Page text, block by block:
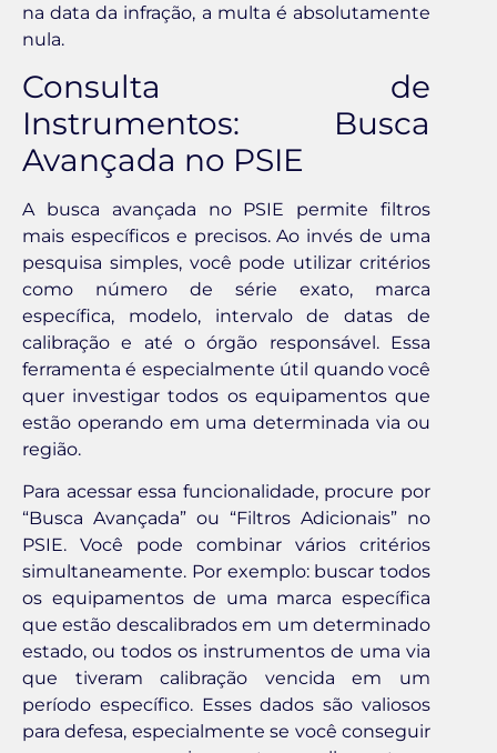
na data da infração, a multa é absolutamente
nula.
Consulta de
Instrumentos: Busca
Avançada no PSIE
A busca avançada no PSIE permite filtros
mais específicos e precisos. Ao invés de uma
pesquisa simples, você pode utilizar critérios
como número de série exato, marca
específica, modelo, intervalo de datas de
calibração e até o órgão responsável. Essa
ferramenta é especialmente útil quando você
quer investigar todos os equipamentos que
estão operando em uma determinada via ou
região.
Para acessar essa funcionalidade, procure por
“Busca Avançada” ou “Filtros Adicionais” no
PSIE. Você pode combinar vários critérios
simultaneamente. Por exemplo: buscar todos
os equipamentos de uma marca específica
que estão descalibrados em um determinado
estado, ou todos os instrumentos de uma via
que tiveram calibração vencida em um
período específico. Esses dados são valiosos
para defesa, especialmente se você conseguir